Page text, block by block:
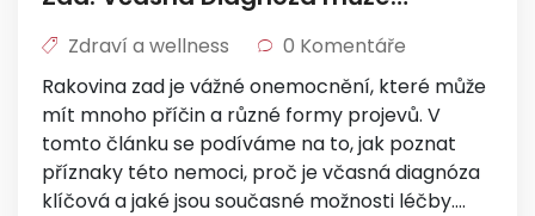
Zdraví a wellness
0 Komentáře
Rakovina zad je vážné onemocnění, které může
mít mnoho příčin a různé formy projevů. V
tomto článku se podíváme na to, jak poznat
příznaky této nemoci, proč je včasná diagnóza
klíčová a jaké jsou současné možnosti léčby.